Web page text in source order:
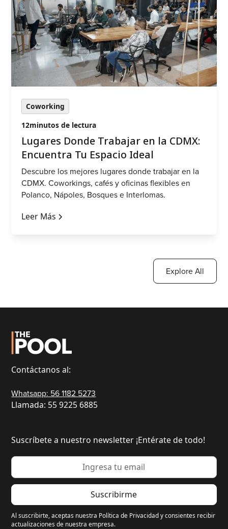
Coworking
12minutos de lectura
Lugares Donde Trabajar en la CDMX:
Encuentra Tu Espacio Ideal
Descubre los mejores lugares donde trabajar en la
CDMX. Coworkings, cafés y oficinas flexibles en
Polanco, Nápoles, Bosques e Interlomas.
Leer Más
Explore All
Contáctanos al:
Whatsapp: 56 1182 5273
Llamada: 55 9225 6885
Suscríbete a nuestro newsletter ¡Entérate de todo!
Al suscribirte, aceptas nuestra Política de Privacidad y consientes recibir
actualizaciones de nuestra empresa.